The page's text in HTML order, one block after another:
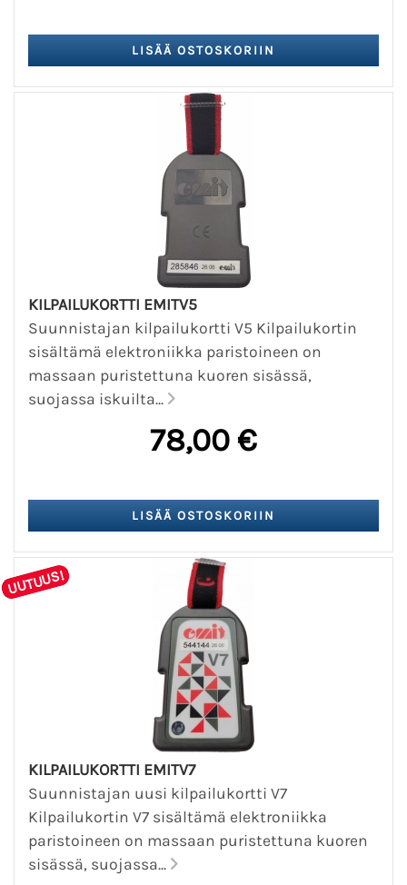
KILPAILUKORTTI EMITV5
Suunnistajan kilpailukortti V5 Kilpailukortin
sisältämä elektroniikka paristoineen on
massaan puristettuna kuoren sisässä,
suojassa iskuilta...
78,00 €
UUTUUS!
KILPAILUKORTTI EMITV7
Suunnistajan uusi kilpailukortti V7
Kilpailukortin V7 sisältämä elektroniikka
paristoineen on massaan puristettuna kuoren
sisässä, suojassa...